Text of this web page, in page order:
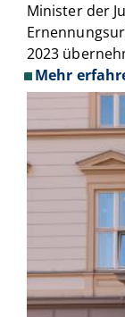
Minister der
2023
Mehr